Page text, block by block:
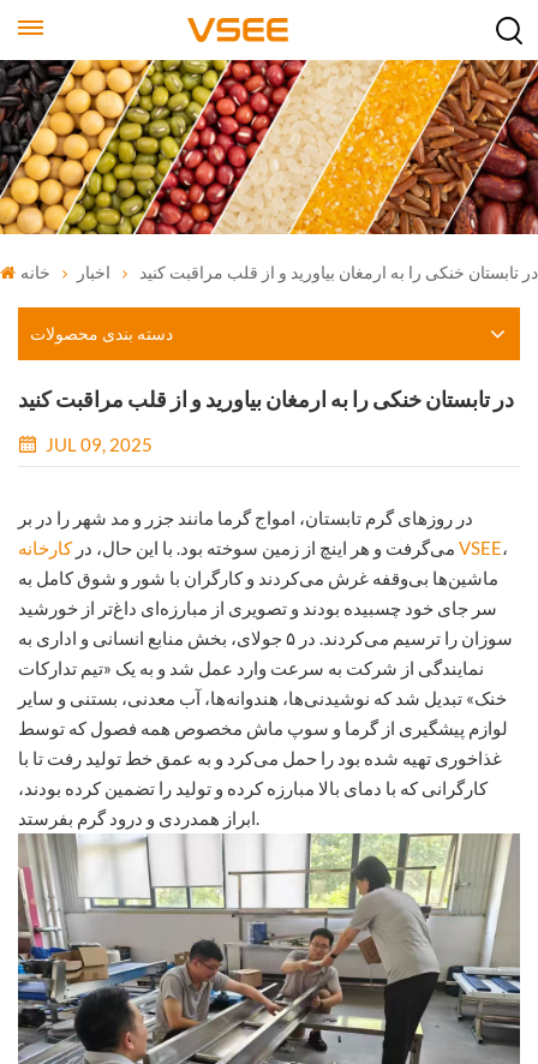
خانه اخبار در تابستان خنکی را به ارمغان بیاورید و از قلب مراقبت کنید
دسته بندی محصولات
در تابستان خنکی را به ارمغان بیاورید و از قلب مراقبت کنید
JUL 09, 2025
در روزهای گرم تابستان، امواج گرما مانند جزر و مد شهر را در بر
می‌گرفت و هر اینچ از زمین سوخته بود. با این حال، در کارخانه VSEE،
ماشین‌ها بی‌وقفه غرش می‌کردند و کارگران با شور و شوق کامل به
سر جای خود چسبیده بودند و تصویری از مبارزه‌ای داغ‌تر از خورشید
سوزان را ترسیم می‌کردند. در ۵ جولای، بخش منابع انسانی و اداری به
نمایندگی از شرکت به سرعت وارد عمل شد و به یک «تیم تدارکات
خنک» تبدیل شد که نوشیدنی‌ها، هندوانه‌ها، آب معدنی، بستنی و سایر
لوازم پیشگیری از گرما و سوپ ماش مخصوص همه فصول که توسط
غذاخوری تهیه شده بود را حمل می‌کرد و به عمق خط تولید رفت تا با
کارگرانی که با دمای بالا مبارزه کرده و تولید را تضمین کرده بودند،
ابراز همدردی و درود گرم بفرستد.